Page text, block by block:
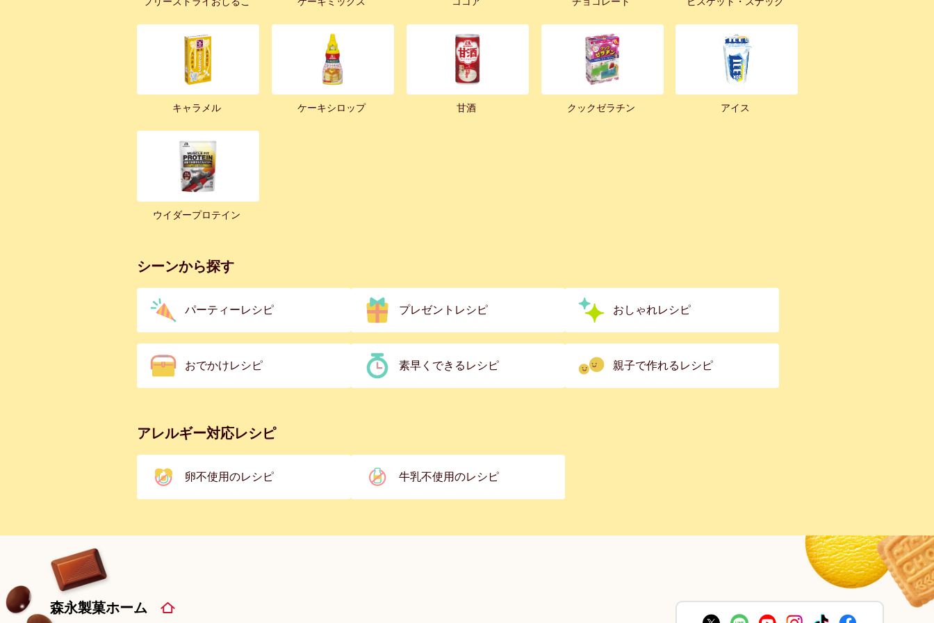
キャラメル ケーキシロップ 甘酒 クックゼラチン アイス
ウイダープロテイン
シーンから探す
パーティーレシピ プレゼントレシピ おしゃれレシピ
おでかけレシピ 素早くできるレシピ 親子で作れるレシピ
アレルギー対応レシピ
卵不使用のレシピ 牛乳不使用のレシピ
森永製菓ホーム